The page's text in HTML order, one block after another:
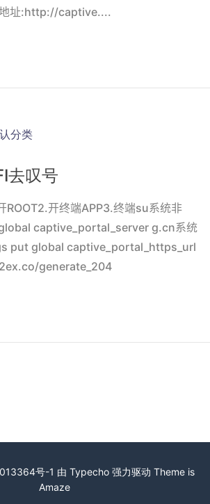
址:http://captive....
分类
去叹号
ROOT2.开终端APP3.终端su系统非
captive_portal_server g.cn系统
put global captive_portal_https_url
generate_204
号-1 由 Typecho强力驱动 Theme is
Amaze